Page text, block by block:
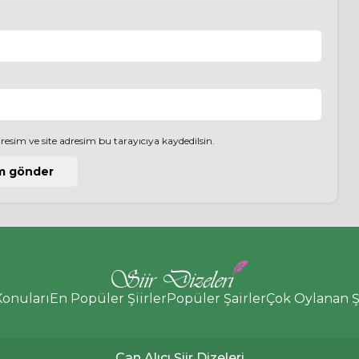
ve site adresim bu tarayıcıya kaydedilsin.
En Popüler ŞiirlerPopüler ŞairlerÇok Oylanan